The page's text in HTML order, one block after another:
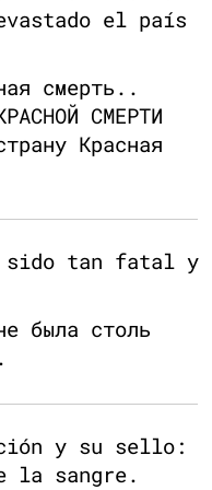
el país
смерть..
СМЕРТИ
Красная
sido tan fatal y
была столь
y su sello:
la sangre.